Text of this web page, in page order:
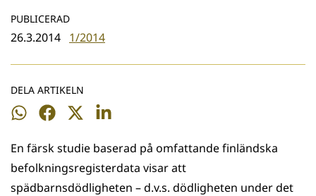
PUBLICERAD
26.3.2014 1/2014
DELA ARTIKELN
Dela
WhatsApp
Dela
Facebook
Dela
Twitter
Dela
LinkedIn
En färsk studie baserad på omfattande finländska
befolkningsregisterdata visar att
spädbarnsdödligheten – d.v.s. dödligheten under det